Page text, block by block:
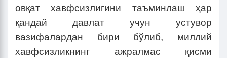
овқат хавфсизлигини таъминлаш ҳар
қандай давлат учун устувор
вазифалардан бири бўлиб, миллий
хавфсизликнинг ажралмас қисми